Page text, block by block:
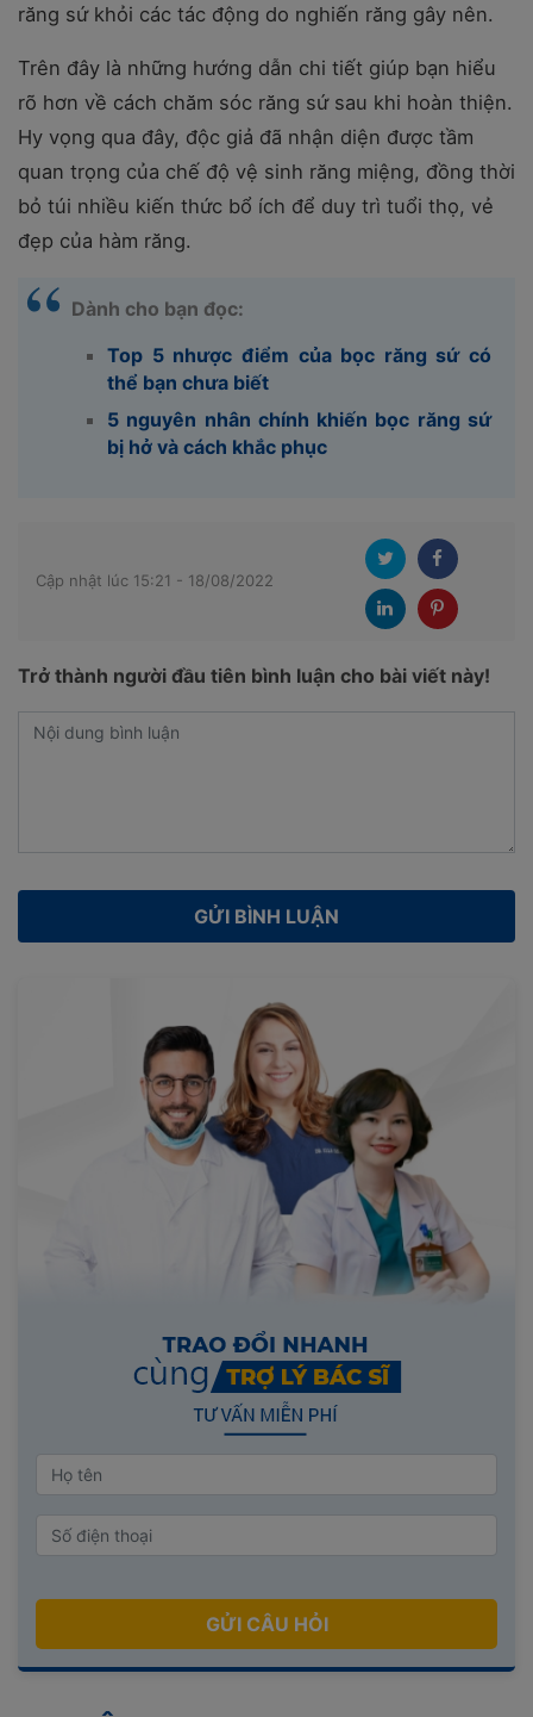
răng sứ khỏi các tác động do nghiến răng gây nên.
Trên đây là những hướng dẫn chi tiết giúp bạn hiểu
rõ hơn về cách chăm sóc răng sứ sau khi hoàn thiện.
Hy vọng qua đây, độc giả đã nhận diện được tầm
quan trọng của chế độ vệ sinh răng miệng, đồng thời
bỏ túi nhiều kiến thức bổ ích để duy trì tuổi thọ, vẻ
đẹp của hàm răng.
Dành cho bạn đọc:
Top 5 nhược điểm của bọc răng sứ có
thể bạn chưa biết
5 nguyên nhân chính khiến bọc răng sứ
bị hở và cách khắc phục
Cập nhật lúc 15:21 - 18/08/2022
Trở thành người đầu tiên bình luận cho bài viết này!
GỬI CÂU HỎI